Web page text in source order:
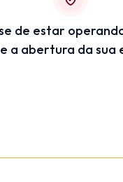
de estar
a abertura da sua